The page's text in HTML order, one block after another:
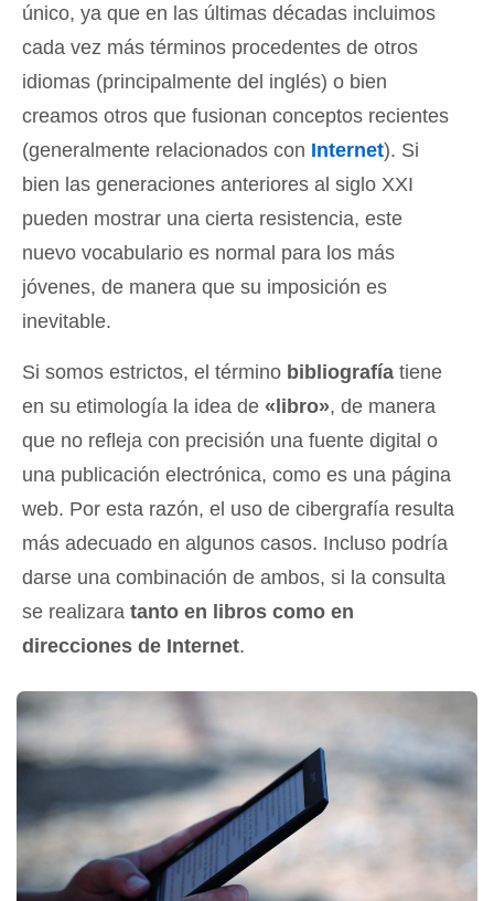
único, ya que en las últimas décadas incluimos
cada vez más términos procedentes de otros
idiomas (principalmente del inglés) o bien
creamos otros que fusionan conceptos recientes
(generalmente relacionados con Internet). Si
bien las generaciones anteriores al siglo XXI
pueden mostrar una cierta resistencia, este
nuevo vocabulario es normal para los más
jóvenes, de manera que su imposición es
inevitable.
Si somos estrictos, el término bibliografía tiene
en su etimología la idea de «libro», de manera
que no refleja con precisión una fuente digital o
una publicación electrónica, como es una página
web. Por esta razón, el uso de cibergrafía resulta
más adecuado en algunos casos. Incluso podría
darse una combinación de ambos, si la consulta
se realizara tanto en libros como en
direcciones de Internet.